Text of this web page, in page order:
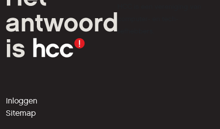
liefhebbers.
Inloggen
Sitemap